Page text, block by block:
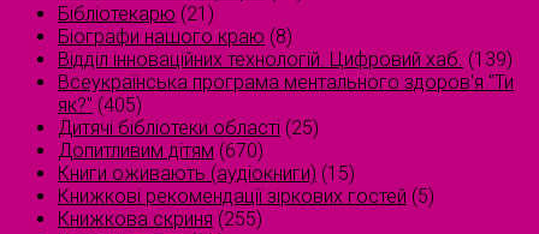
Бібліотекарю (21)
Біографи нашого краю (8)
Відділ інноваційних технологій. Цифровий хаб. (139)
Всеукраїнська програма ментального здоров'я "Ти
як?" (405)
Дитячі бібліотеки області (25)
Допитливим дітям (670)
Книги оживають (аудіокниги) (15)
Книжкові рекомендації зіркових гостей (5)
Книжкова скриня (255)